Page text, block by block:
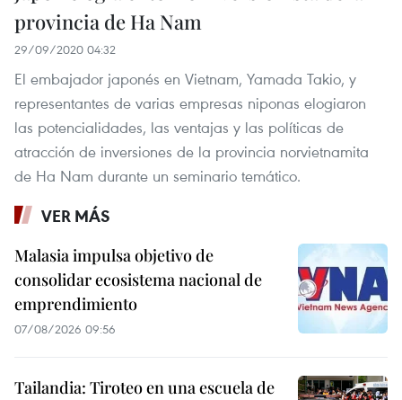
provincia de Ha Nam
29/09/2020 04:32
El embajador japonés en Vietnam, Yamada Takio, y
representantes de varias empresas niponas elogiaron
las potencialidades, las ventajas y las políticas de
atracción de inversiones de la provincia norvietnamita
de Ha Nam durante un seminario temático.
VER MÁS
Malasia impulsa objetivo de
consolidar ecosistema nacional de
emprendimiento
07/08/2026 09:56
Tailandia: Tiroteo en una escuela de